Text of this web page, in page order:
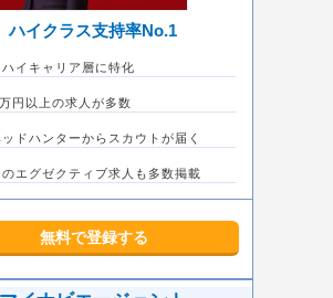
ハイクラス支持率No.1
イキャリア層に特化
円以上の求人が多数
ドハンターからスカウトが届く
エグゼクティブ求人も多数掲載
無料で登録する